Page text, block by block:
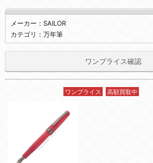
メーカー：SAILOR
カテゴリ：万年筆
ワンプライス確認
ワンプライス 高額買取中